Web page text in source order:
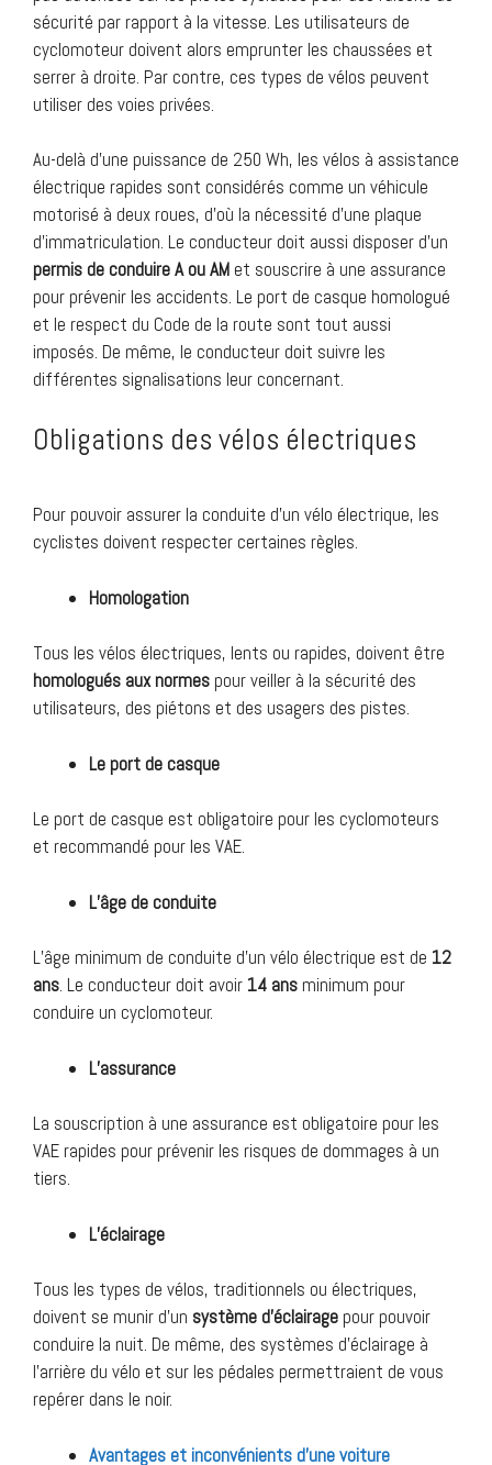
sécurité par rapport à la vitesse. Les utilisateurs de
cyclomoteur doivent alors emprunter les chaussées et
serrer à droite. Par contre, ces types de vélos peuvent
utiliser des voies privées.
Au-delà d’une puissance de 250 Wh, les vélos à assistance
électrique rapides sont considérés comme un véhicule
motorisé à deux roues, d’où la nécessité d’une plaque
d’immatriculation. Le conducteur doit aussi disposer d’un
permis de conduire A ou AM et souscrire à une assurance
pour prévenir les accidents. Le port de casque homologué
et le respect du Code de la route sont tout aussi
imposés. De même, le conducteur doit suivre les
différentes signalisations leur concernant.
Obligations des vélos électriques
Pour pouvoir assurer la conduite d’un vélo électrique, les
cyclistes doivent respecter certaines règles.
Homologation
Tous les vélos électriques, lents ou rapides, doivent être
homologués aux normes pour veiller à la sécurité des
utilisateurs, des piétons et des usagers des pistes.
Le port de casque
Le port de casque est obligatoire pour les cyclomoteurs
et recommandé pour les VAE.
L’âge de conduite
L’âge minimum de conduite d’un vélo électrique est de 12
ans. Le conducteur doit avoir 14 ans minimum pour
conduire un cyclomoteur.
L’assurance
La souscription à une assurance est obligatoire pour les
VAE rapides pour prévenir les risques de dommages à un
tiers.
L’éclairage
Tous les types de vélos, traditionnels ou électriques,
doivent se munir d’un système d’éclairage pour pouvoir
conduire la nuit. De même, des systèmes d’éclairage à
l’arrière du vélo et sur les pédales permettraient de vous
repérer dans le noir.
Avantages et inconvénients d’une voiture